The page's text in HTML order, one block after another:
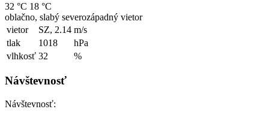
32 °C 18 °C
oblačno, slabý severozápadný vietor
vietor
SZ, 2.14 m/s
tlak
1018
hPa
vlhkosť 32 %
Návštevnosť
Návštevnosť: